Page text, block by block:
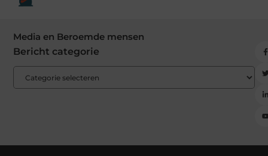
Media en Beroemde mensen
Bericht categorie